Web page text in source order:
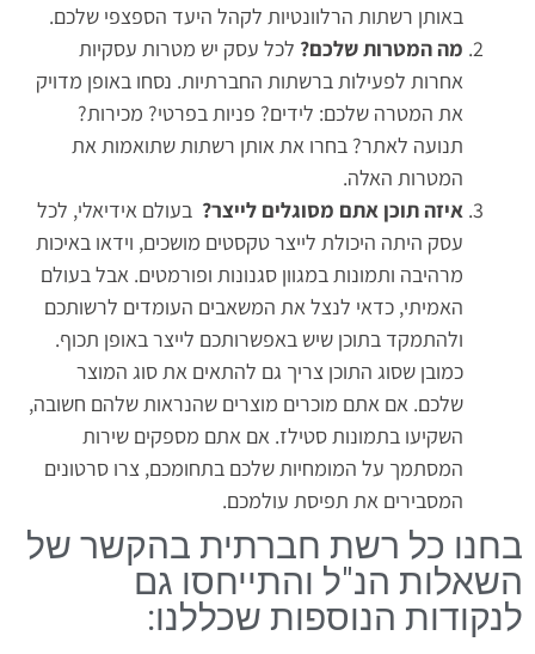
באותן רשתות הרלוונטיות לקהל היעד הספצפי שלכם.
מה המטרות שלכם? לכל עסק יש מטרות עסקיות
אחרות לפעילות ברשתות החברתיות. נסחו באופן מדויק
את המטרה שלכם: לידים? פניות בפרטי? מכירות?
תנועה לאתר? בחרו את אותן רשתות שתואמות את
המטרות האלה.
איזה תוכן אתם מסוגלים לייצר? בעולם אידיאלי, לכל
עסק היתה היכולת לייצר טקסטים מושכים, וידאו באיכות
מרהיבה ותמונות במגוון סגנונות ופורמטים. אבל בעולם
האמיתי, כדאי לנצל את המשאבים העומדים לרשותכם
ולהתמקד בתוכן שיש באפשרותכם לייצר באופן תכוף.
כמובן שסוג התוכן צריך גם להתאים את סוג המוצר
שלכם. אם אתם מוכרים מוצרים שהנראות שלהם חשובה,
השקיעו בתמונות סטילז. אם אתם מספקים שירות
המסתמך על המומחיות שלכם בתחומכם, צרו סרטונים
המסבירים את תפיסת עולמכם.
בחנו כל רשת חברתית בהקשר של
השאלות הנ"ל והתייחסו גם
לנקודות הנוספות שכללנו: